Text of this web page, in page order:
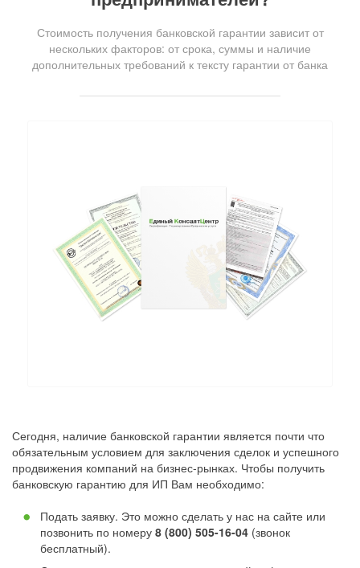
Стоимость получения банковской гарантии зависит от
нескольких факторов: от срока, суммы и наличие
дополнительных требований к тексту гарантии от банка
Сегодня, наличие банковской гарантии является почти что
обязательным условием для заключения сделок и успешного
продвижения компаний на бизнес-рынках. Чтобы получить
банковскую гарантию для ИП Вам необходимо:
Подать заявку. Это можно сделать у нас на сайте или
позвонить по номеру 8 (800) 505-16-04 (звонок
бесплатный).